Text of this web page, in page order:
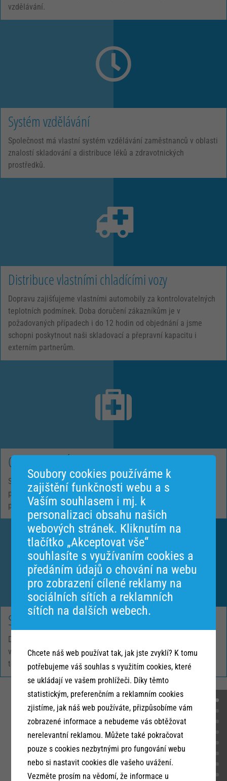
vzdělávání.
Systém vzdělávání
Společnost má vlastní systém vzdělávání zaměstnanců v oblasti
znalostí skladování a distribuce léků a zdravotnických
prostředků.
Distribuce vlastními chladícími vozy
Dopravu zajišťujeme vlastními automobily za kontrolovatelných
teplotních podmínek. Doba doručení zákazníkům je v
požadovaných případech i do 12 hodin od objednání a jsme
schopni poskytnout naši skladovací a přepravní kapacitu i
externím partnerům.
Oprávnění SÚKL
Společnost má oprávnění pro distribuci léků a zdravotnických
prostředků od SÚKL a je pravidelně auditována. Aktuální
povolení SÚKL ke staženízde
Skladovací prostory
Disponujeme 500 m2 skladových ploch včetně
vysokokapacitních chladicích boxů s příslušnou kontrolní
technologií pro sledování skladového prostředí.
O NÁS
Soubory cookies používáme k
zajištění funkčnosti webu a s
Vaším souhlasem i mj. k
personalizaci obsahu našich
webových stránek. Kliknutím na
tlačítko „Akceptovat vše“
souhlasíte s využívaním cookies a
předáním údajů o chování na webu
pro zobrazení cílené reklamy na
sociálních sítích a reklamních
sítích na dalších webech.
Chcete náš web používat tak, jak jste zvyklí? K tomu
potřebujeme váš souhlas s využitím cookies, které
se ukládají ve vašem prohlížeči. Díky těmto
statistickým, preferenčním a reklamním cookies
zjistíme, jak náš web používáte, přizpůsobíme vám
zobrazené informace a nebudeme vás obtěžovat
nerelevantní reklamou. Můžete také pokračovat
pouze s cookies nezbytnými pro fungování webu
nebo si nastavit cookies dle vašeho uvážení.
Vezměte prosím na vědomí, že informace u